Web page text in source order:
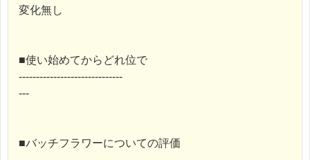
変化無し
■使い始めてからどれ位で
------------------------------
---
■バッチフラワーについての評価